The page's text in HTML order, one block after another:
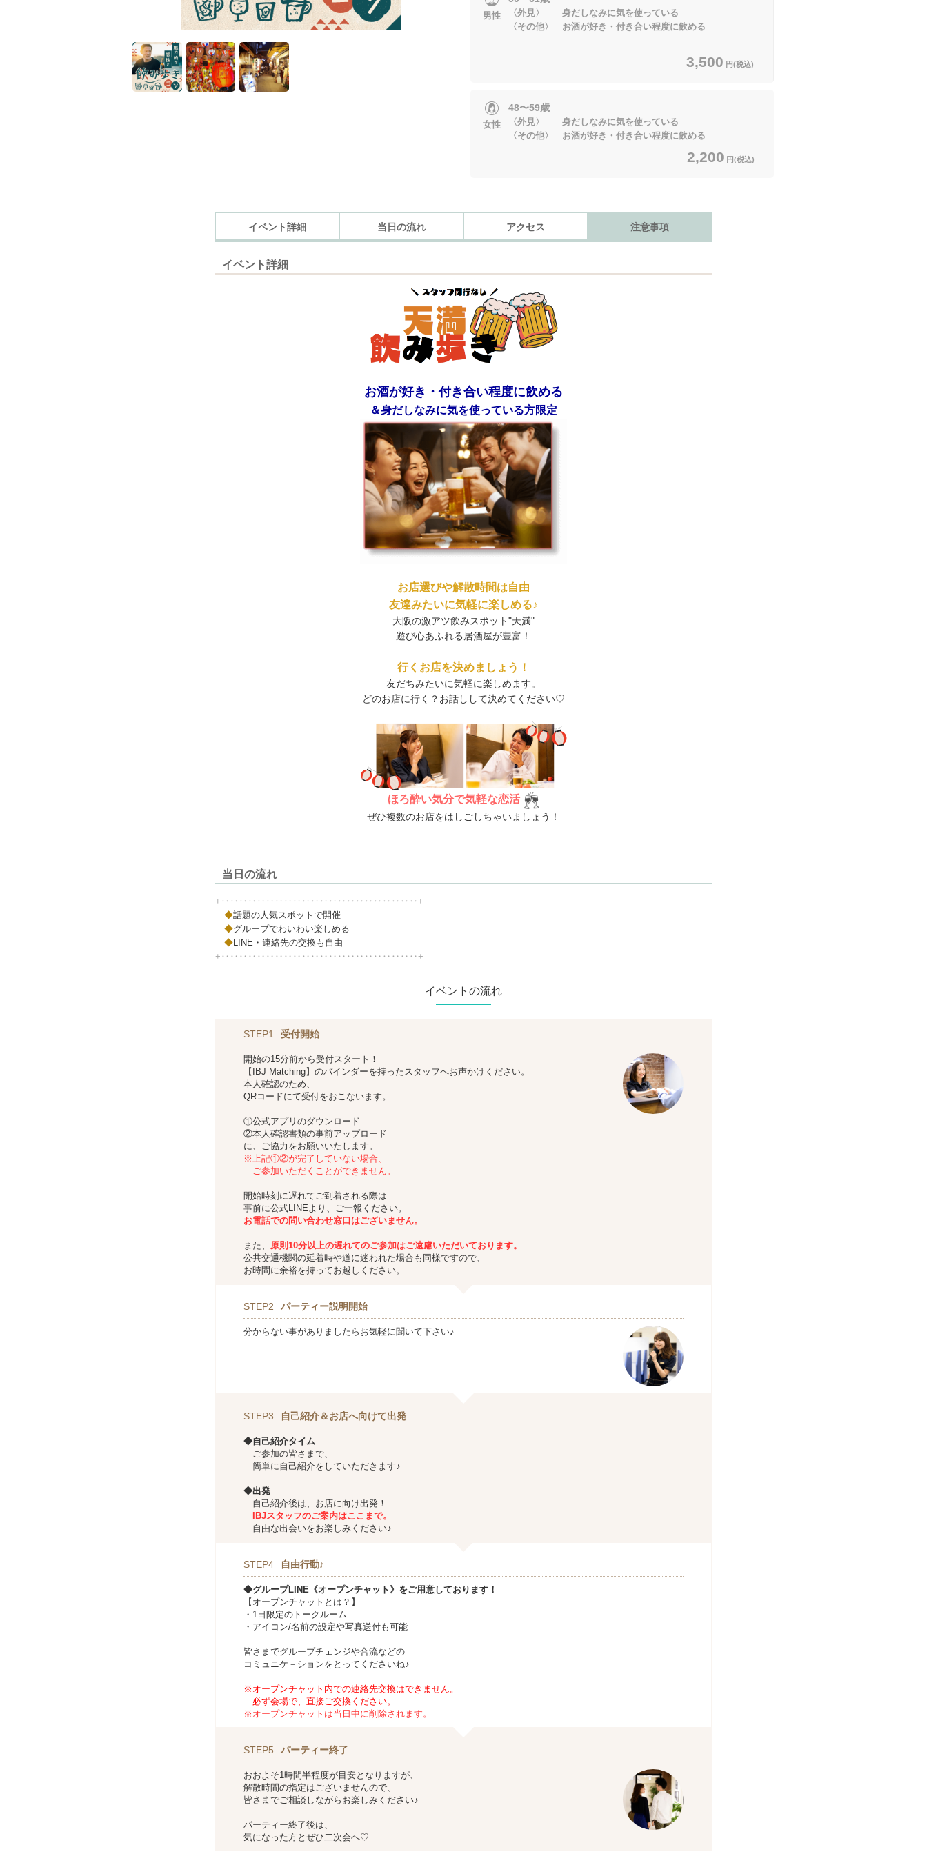
男性
〈外見〉 身だしなみに気を使っている
〈その他〉 お酒が好き・付き合い程度に飲める
3,500 円(税込)
女性
48〜59歳
〈外見〉 身だしなみに気を使っている
〈その他〉 お酒が好き・付き合い程度に飲める
2,200 円(税込)
イベント詳細 当日の流れ アクセス 注意事項
イベント詳細
お酒が好き・付き合い程度に飲める
＆身だしなみに気を使っている方限定
お店選びや解散時間は自由
友達みたいに気軽に楽しめる♪
大阪の激アツ飲みスポット"天満"
遊び心あふれる居酒屋が豊富！
行くお店を決めましょう！
友だちみたいに気軽に楽しめます。
どのお店に行く？お話しして決めてください♡
ほろ酔い気分で気軽な恋活
ぜひ複数のお店をはしごしちゃいましょう！
当日の流れ
+‥‥‥‥‥‥‥‥‥‥‥‥‥‥‥‥‥‥‥‥‥‥+
◆話題の人気スポットで開催
◆グループでわいわい楽しめる
◆ LINE・連絡先の交換も自由
+‥‥‥‥‥‥‥‥‥‥‥‥‥‥‥‥‥‥‥‥‥‥+
イベントの流れ
STEP1 受付開始
開始の15分前から受付スタート！
【IBJ Matching】のバインダーを持ったスタッフへお声かけください。
本人確認のため、
QRコードにて受付をおこないます。
①公式アプリのダウンロード
②本人確認書類の事前アップロード
に、ご協力をお願いいたします。
※上記①②が完了していない場合、
ご参加いただくことができません。
開始時刻に遅れてご到着される際は
事前に公式LINEより、ご一報ください。
お電話での問い合わせ窓口はございません。
また、 原則10分以上の遅れてのご参加はご遠慮いただいております。
公共交通機関の延着時や道に迷われた場合も同様ですので、
お時間に余裕を持ってお越しください。
STEP2 パーティー説明開始
分からない事がありましたらお気軽に聞いて下さい♪
STEP3 自己紹介＆お店へ向けて出発
◆自己紹介タイム
ご参加の皆さまで、
簡単に自己紹介をしていただきます♪
◆出発
自己紹介後は、お店に向け出発！
IBJスタッフのご案内はここまで。
自由な出会いをお楽しみください♪
STEP4 自由行動♪
◆グループLINE《オープンチャット》をご用意しております！
【オープンチャットとは？】
・1日限定のトークルーム
・アイコン/名前の設定や写真送付も可能
皆さまでグループチェンジや合流などの
コミュニケ－ションをとってくださいね♪
※オープンチャット内での連絡先交換はできません。
必ず会場で、直接ご交換ください。
※オープンチャットは当日中に削除されます。
STEP5 パーティー終了
おおよそ1時間半程度が目安となりますが、
解散時間の指定はございませんので、
皆さまでご相談しながらお楽しみください♪
パーティー終了後は、
気になった方とぜひ二次会へ♡